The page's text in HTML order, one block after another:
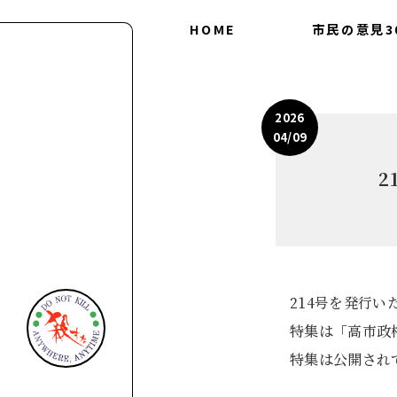
HOME 市民の意見
2026
04/09
214号を発行い
特集は「高市
特集は公開され